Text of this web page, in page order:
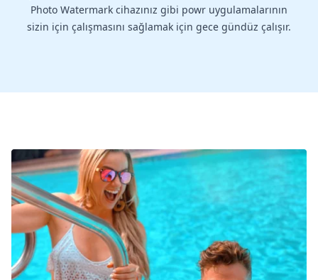
Photo Watermark cihazınız gibi powr uygulamalarının
sizin için çalışmasını sağlamak için gece gündüz çalışır.